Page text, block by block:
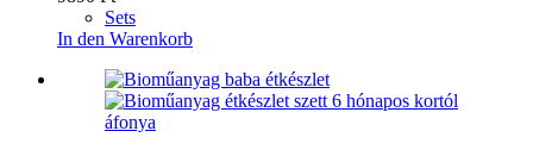
Sets
In den Warenkorb